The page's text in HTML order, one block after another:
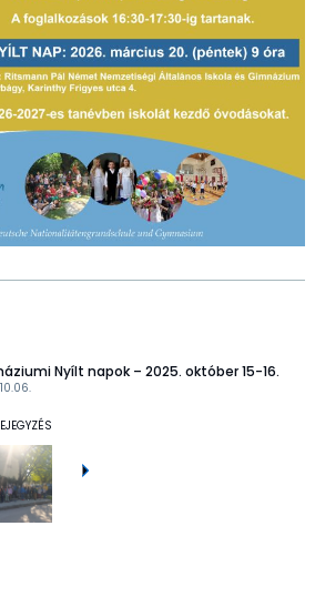
Nyílt napok – 2025. október 15-16.